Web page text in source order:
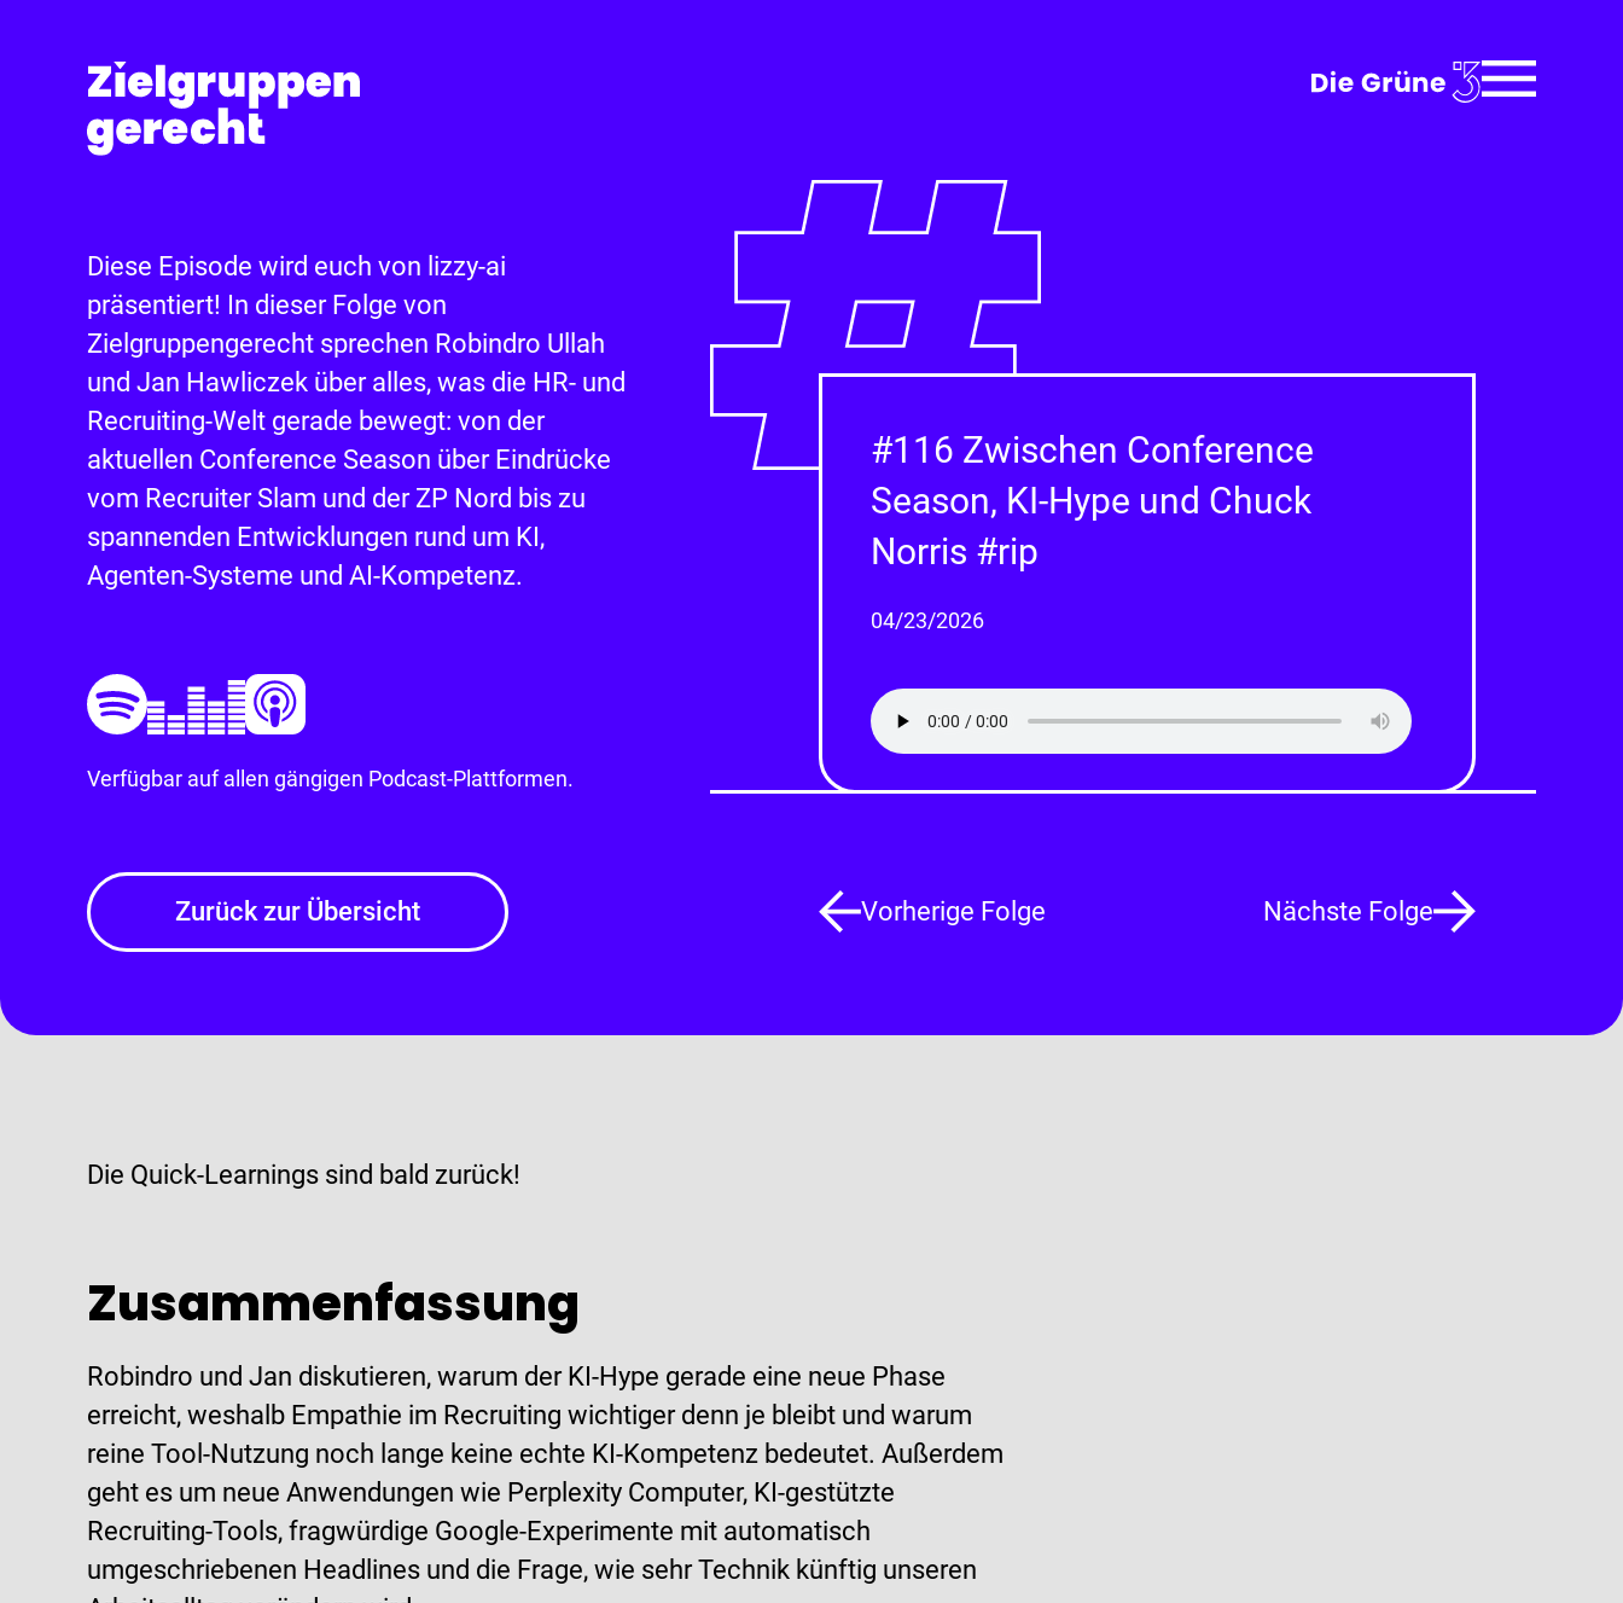
Diese Episode wird euch von lizzy-ai
präsentiert! In dieser Folge von
Zielgruppengerecht sprechen Robindro Ullah
und Jan Hawliczek über alles, was die HR- und
Recruiting-Welt gerade bewegt: von der
aktuellen Conference Season über Eindrücke
vom Recruiter Slam und der ZP Nord bis zu
spannenden Entwicklungen rund um KI,
Agenten-Systeme und AI-Kompetenz.
Verfügbar auf allen gängigen Podcast-Plattformen.
#116 Zwischen Conference
Season, KI-Hype und Chuck
Norris #rip
04/23/2026
Zurück zur Übersicht Vorherige Folge Nächste Folge
Die Quick-Learnings sind bald zurück!
Zusammenfassung
Robindro und Jan diskutieren, warum der KI-Hype gerade eine neue Phase
erreicht, weshalb Empathie im Recruiting wichtiger denn je bleibt und warum
reine Tool-Nutzung noch lange keine echte KI-Kompetenz bedeutet. Außerdem
geht es um neue Anwendungen wie Perplexity Computer, KI-gestützte
Recruiting-Tools, fragwürdige Google-Experimente mit automatisch
umgeschriebenen Headlines und die Frage, wie sehr Technik künftig unseren